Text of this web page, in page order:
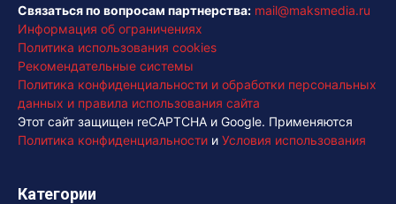
Связаться по вопросам партнерства: mail@maksmedia.ru
Информация об ограничениях
Политика использования cookies
Рекомендательные системы
Политика конфиденциальности и обработки персональных
данных и правила использования сайта
Этот сайт защищен reCAPTCHA и Google. Применяются
Политика конфиденциальности и Условия использования
Категории